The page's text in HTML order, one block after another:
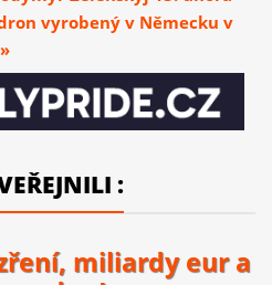
vyrobený v Německu v
:
miliardy eur a